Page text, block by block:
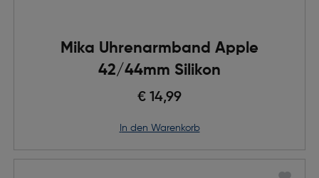
Mika Uhrenarmband Apple
42/44mm Silikon
€ 14,99
in den Warenkorb